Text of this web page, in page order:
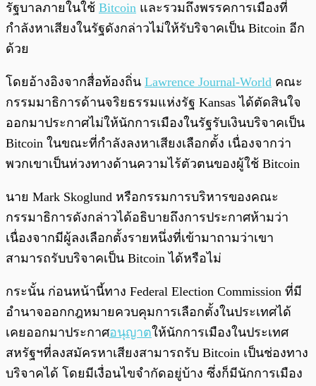
รัฐบาลภายในใช้ Bitcoin และรวมถึงพรรคการเมืองที่
กำลังหาเสียงในรัฐดังกล่าวไม่ให้รับริจาคเป็น Bitcoin อีก
ด้วย
โดยอ้างอิงจากสื่อท้องถิ่น Lawrence Journal-World คณะ
กรรมมาธิการด้านจริยธรรมแห่งรัฐ Kansas ได้ตัดสินใจ
ออกมาประกาศไม่ให้นักการเมืองในรัฐรับเงินบริจาคเป็น
Bitcoin ในขณะที่กำลังลงหาเสียงเลือกตั้ง เนื่องจากว่า
พวกเขาเป็นห่วงทางด้านความไร้ตัวตนของผู้ใช้ Bitcoin
นาย Mark Skoglund หรือกรรมการบริหารของคณะ
กรรมาธิการดังกล่าวได้อธิบายถึงการประกาศห้ามว่า
เนื่องจากมีผู้ลงเลือกตั้งรายหนึ่งที่เข้ามาถามว่าเขา
สามารถรับบริจาคเป็น Bitcoin ได้หรือไม่
กระนั้น ก่อนหน้านี้ทาง Federal Election Commission ที่มี
อำนาจออกกฎหมายควบคุมการเลือกตั้งในประเทศได้
เคยออกมาประกาศอนุญาตให้นักการเมืองในประเทศ
สหรัฐฯที่ลงสมัครหาเสียงสามารถรับ Bitcoin เป็นช่องทาง
บริจาคได้ โดยมีเงื่อนไขจำกัดอยู่บ้าง ซึ่งก็มีนักการเมือง